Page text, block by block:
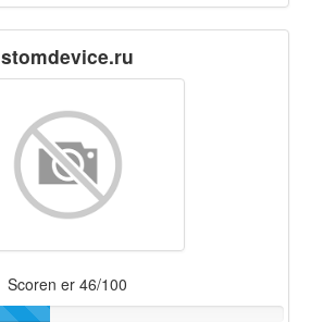
stomdevice.ru
Scoren er 46/100